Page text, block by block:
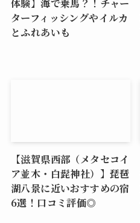
ターフィッシングやイルカ
とふれあいも
【滋賀県西部（メタセコイ
ア並木・白髭神社）】琵琶
湖八景に近いおすすめの宿
6選！口コミ評価◎